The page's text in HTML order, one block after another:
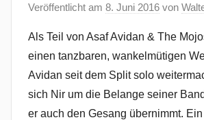
Veröffentlicht am 8. Juni 2016 von
Als Teil von Asaf Avidan & The
einen tanzbaren, wankelmütigen
Avidan seit dem Split solo
sich Nir um die Belange seiner
er auch den Gesang übernimmt.